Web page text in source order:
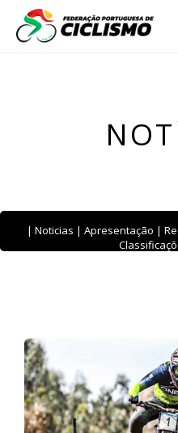
Close
- BTT
| Noticias | Apresentação |